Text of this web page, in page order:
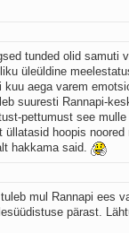
tunded olid samuti
üleüldine
aega varem
suuresti Rannapi-
pettumust see
hoopis noored
hakkama said.
mul Rannapi ees
pärast.